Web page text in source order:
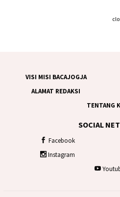
VISI MISI BACAJOGJA
ALAMAT REDAKSI
TENTANG
SOCIAL
Facebook
Instagram